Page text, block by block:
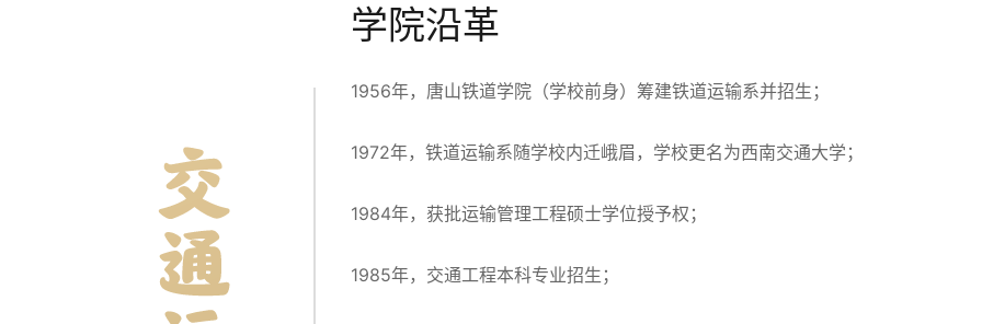
学院沿革
1956年，唐山铁道学院（学校前身）筹建铁道运输系并招生；
1972年，铁道运输系随学校内迁峨眉，学校更名为西南交通大学；
1984年，获批运输管理工程硕士学位授予权；
1985年，交通工程本科专业招生；